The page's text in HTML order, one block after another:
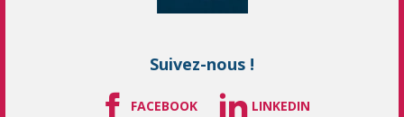
Suivez-nous !
FACEBOOK LINKEDIN